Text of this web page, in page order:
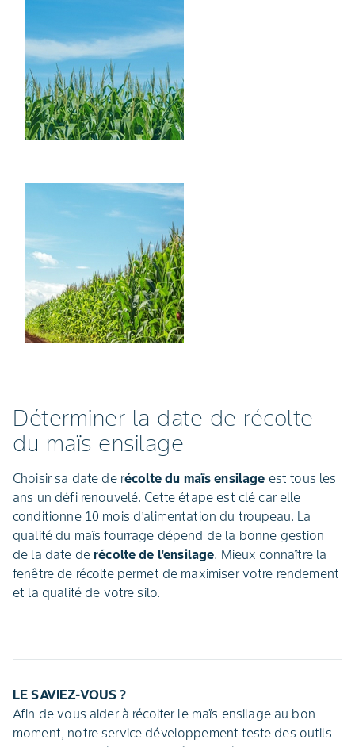
Déterminer la date de récolte
du maïs ensilage
Choisir sa date de récolte du maïs ensilage est tous les
ans un défi renouvelé. Cette étape est clé car elle
conditionne 10 mois d’alimentation du troupeau. La
qualité du maïs fourrage dépend de la bonne gestion
de la date derécolte de l'ensilage. Mieux connaître la
fenêtre de récolte permet de maximiser votre rendement
et la qualité de votre silo.
LE SAVIEZ-VOUS ?
Afin de vous aider à récolter le maïs ensilage au bon
moment, notre service développement teste des outils